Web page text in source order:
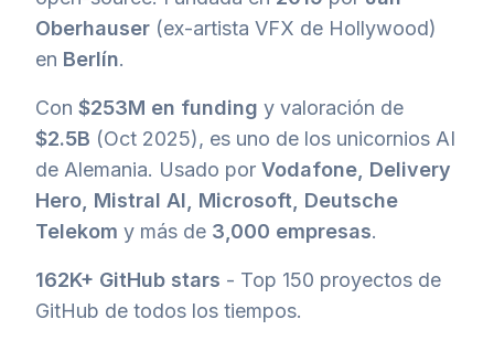
Oberhauser (ex-artista VFX de Hollywood)
en Berlín.
Con $253M en funding y valoración de
$2.5B (Oct 2025), es uno de los unicornios AI
de Alemania. Usado por Vodafone, Delivery
Hero, Mistral AI, Microsoft, Deutsche
Telekom y más de 3,000 empresas.
162K+ GitHub stars - Top 150 proyectos de
GitHub de todos los tiempos.